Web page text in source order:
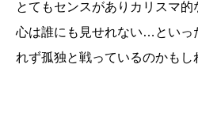
とてもセンスがありカリスマ
心は誰にも見せれない…といっ
れず孤独と戦っているのかもし